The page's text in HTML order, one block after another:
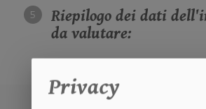
Riepilogo dei dati
da valutare:
Privacy